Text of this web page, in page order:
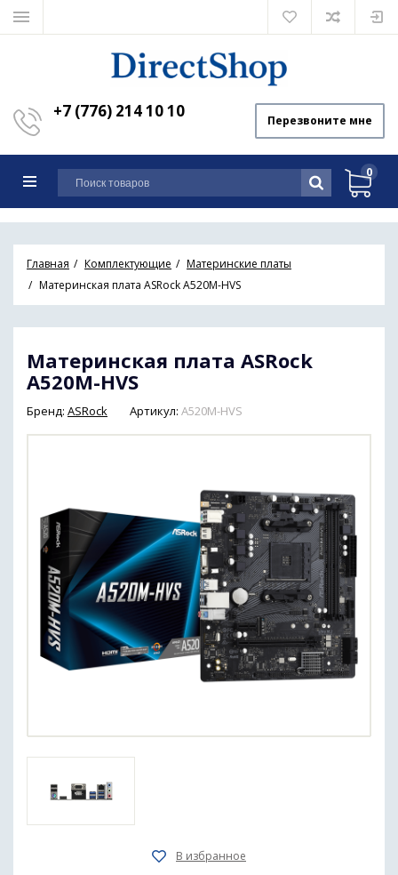
+7 (776) 214 10 10 Перезвоните мне
0
Главная Комплектующие
Материнские платы
Материнская плата ASRock A520M-HVS
Материнская плата ASRock
A520M-HVS
Бренд: ASRock Артикул: A520M-HVS